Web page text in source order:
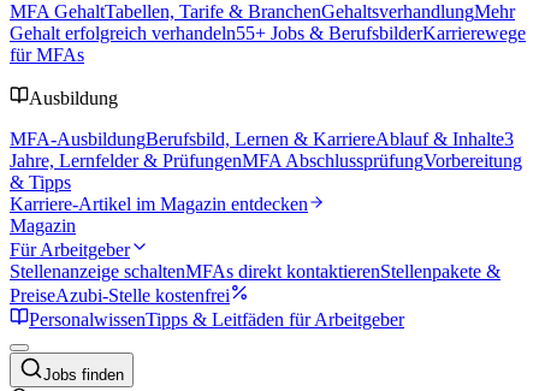
MFA GehaltTabellen, Tarife & BranchenGehaltsverhandlungMehr
Gehalt erfolgreich verhandeln55+ Jobs & BerufsbilderKarrierewege
für MFAs
Ausbildung
MFA-AusbildungBerufsbild, Lernen & KarriereAblauf & Inhalte3
Jahre, Lernfelder & PrüfungenMFA AbschlussprüfungVorbereitung
& Tipps
Karriere-Artikel im Magazin entdecken
Magazin
Für Arbeitgeber
Stellenanzeige schaltenMFAs direkt kontaktierenStellenpakete &
PreiseAzubi-Stelle kostenfrei
PersonalwissenTipps & Leitfäden für Arbeitgeber
Jobs finden